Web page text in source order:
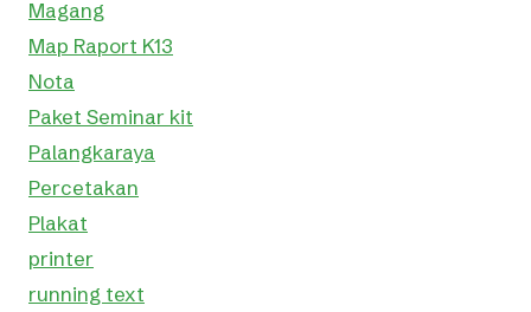
Magang
Map Raport K13
Nota
Paket Seminar kit
Palangkaraya
Percetakan
Plakat
printer
running text